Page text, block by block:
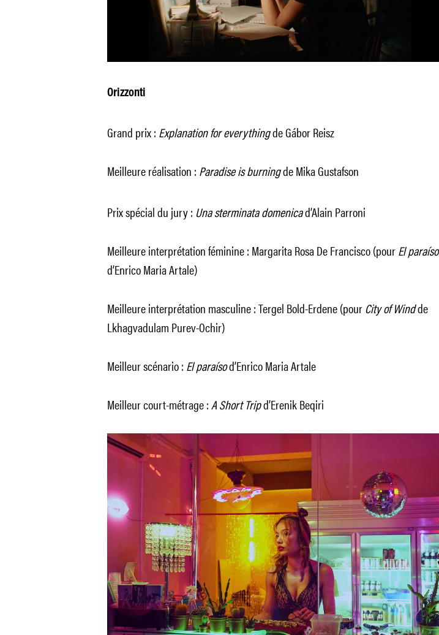
Orizzonti
Grand prix : Explanation for everythingdeGábor Reisz
Meilleure réalisation : Paradise is burningde MikaGustafson
Prix spécial du jury : Una sterminata domenicad’Alain Parroni
Meilleure interprétation féminine : Margarita Rosa De Francisco (pourEl paraíso
d’Enrico Maria Artale)
Meilleure interprétation masculine : Tergel Bold-Erdene (pour City of Windde
Lkhagvadulam Purev-Ochir)
Meilleur scénario : El paraísod’Enrico Maria Artale
Meilleur court-métrage :A Short Tripd’Erenik Beqiri